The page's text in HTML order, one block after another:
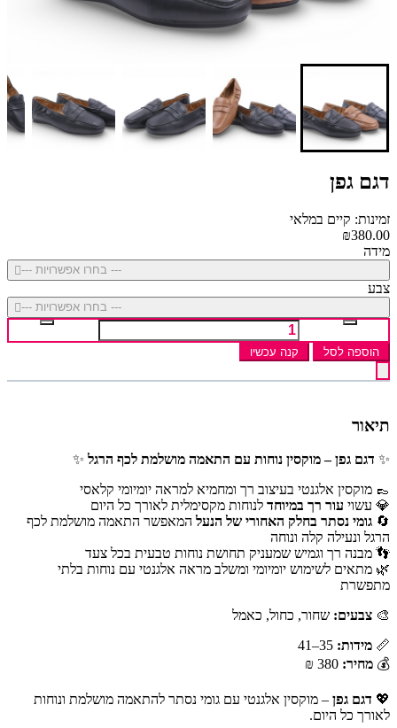
דגם גפן
זמינות: קיים במלאי
₪380.00
מידה
--- בחרו אפשרויות ---
צבע
--- בחרו אפשרויות ---
הוספה לסל קנה עכשיו
תיאור
✨ דגם גפן – מוקסין נוחות עם התאמה מושלמת לכף הרגל ✨
👞 מוקסין אלגנטי בעיצוב רך ומחמיא למראה יומיומי קלאסי
💎 עשוי עור רך במיוחד לנוחות מקסימלית לאורך כל היום
🔄 גומי נסתר בחלק האחורי של הנעל המאפשר התאמה מושלמת לכף
הרגל ונעילה קלה ונוחה
👣 מבנה רך וגמיש שמעניק תחושת נוחות טבעית בכל צעד
🌿 מתאים לשימוש יומיומי ומשלב מראה אלגנטי עם נוחות בלתי
מתפשרת
🎨 צבעים: שחור, כחול, כאמל
📏 מידות:
💰 מחיר:
💖 דגם גפן – מוקסין אלגנטי עם גומי נסתר להתאמה מושלמת ונוחות
לאורך כל היום.